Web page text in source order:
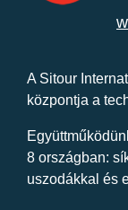
A Sitour
központja a
8 országban:
uszodákkal és